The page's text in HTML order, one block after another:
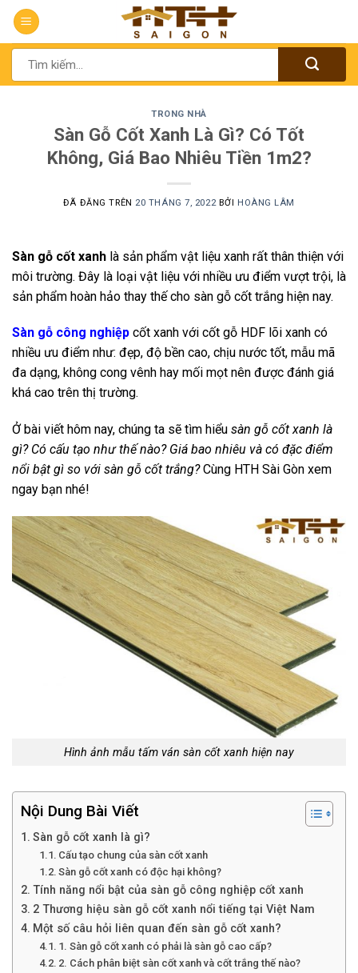
Chuyển
đến
nộiTìm
kiếm:
TRONG NHÀ
Sàn Gỗ Cốt Xanh Là Gì? Có Tốt
Không, Giá Bao Nhiêu Tiền 1m2?
ĐÃ ĐĂNG TRÊN 20 THÁNG 7, 2022 BỞI HOÀNG LÂM
Sàn gỗ cốt xanh là sản phẩm vật liệu xanh rất thân thiện với
môi trường. Đây là loại vật liệu với nhiều ưu điểm vượt trội, là
sản phẩm hoàn hảo thay thế cho sàn gỗ cốt trắng hiện nay.
Sàn gỗ công nghiệp cốt xanh với cốt gỗ HDF lõi xanh có
nhiều ưu điểm như: đẹp, độ bền cao, chịu nước tốt, mẫu mã
đa dạng, không cong vênh hay mối mọt nên được đánh giá
khá cao trên thị trường.
Ở bài viết hôm nay, chúng ta sẽ tìm hiểu sàn gỗ cốt xanh là
gì? Có cấu tạo như thế nào? Giá bao nhiêu và có đặc điểm
nổi bật gì so với sàn gỗ cốt trắng?Cùng HTH Sài Gòn xem
ngay bạn nhé!
Hình ảnh mẫu tấm ván sàn cốt xanh hiện nay
Nội Dung Bài Viết
Sàn gỗ cốt xanh là gì?
Cấu tạo chung của sàn cốt xanh
Sàn gỗ cốt xanh có độc hại không?
Tính năng nổi bật của sàn gỗ công nghiệp cốt xanh
2 Thương hiệu sàn gỗ cốt xanh nổi tiếng tại Việt Nam
Một số câu hỏi liên quan đến sàn gỗ cốt xanh?
1. Sàn gỗ cốt xanh có phải là sàn gỗ cao cấp?
2. Cách phân biệt sàn cốt xanh và cốt trắng thế nào?